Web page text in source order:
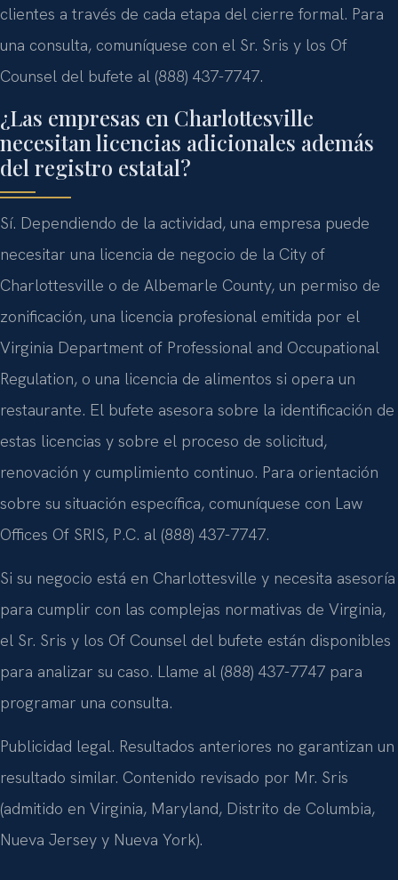
clientes a través de cada etapa del cierre formal. Para
una consulta, comuníquese con el Sr. Sris y los Of
Counsel del bufete al (888) 437-7747.
¿Las empresas en Charlottesville
necesitan licencias adicionales además
del registro estatal?
Sí. Dependiendo de la actividad, una empresa puede
necesitar una licencia de negocio de la City of
Charlottesville o de Albemarle County, un permiso de
zonificación, una licencia profesional emitida por el
Virginia Department of Professional and Occupational
Regulation, o una licencia de alimentos si opera un
restaurante. El bufete asesora sobre la identificación de
estas licencias y sobre el proceso de solicitud,
renovación y cumplimiento continuo. Para orientación
sobre su situación específica, comuníquese con Law
Offices Of SRIS, P.C. al (888) 437-7747.
Si su negocio está en Charlottesville y necesita asesoría
para cumplir con las complejas normativas de Virginia,
el Sr. Sris y los Of Counsel del bufete están disponibles
para analizar su caso. Llame al (888) 437-7747 para
programar una consulta.
Publicidad legal. Resultados anteriores no garantizan un
resultado similar. Contenido revisado por Mr. Sris
(admitido en Virginia, Maryland, Distrito de Columbia,
Nueva Jersey y Nueva York).